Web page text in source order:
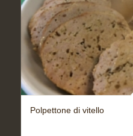
Polpettone di vitello